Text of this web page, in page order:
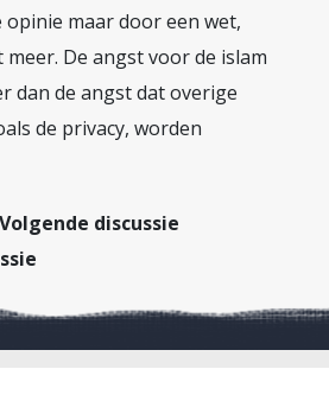
maar door een wet,
De angst voor de islam
dan de angst dat overige
de privacy, worden
Volgende discussie